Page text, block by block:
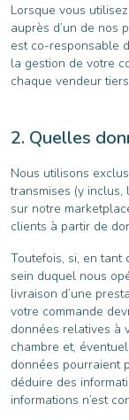
Lorsque vous
auprès d’un de nos
est co-responsable
la gestion de votre
chaque vendeur
Quelles
Nous utilisons
transmises (y
sur notre
clients à partir de
Toutefois, si, en tant
sein duquel nous
livraison d’une
votre commande
données relatives à
chambre et,
données pourraient
déduire des
informations n’est